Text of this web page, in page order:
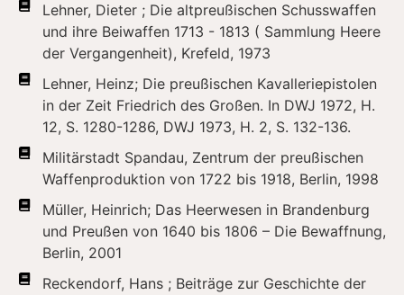
Lehner, Dieter ; Die altpreußischen Schusswaffen
und ihre Beiwaffen 1713 - 1813 ( Sammlung Heere
der Vergangenheit), Krefeld, 1973
Lehner, Heinz; Die preußischen Kavalleriepistolen
in der Zeit Friedrich des Großen. In DWJ 1972, H.
12, S. 1280-1286, DWJ 1973, H. 2, S. 132-136.
Militärstadt Spandau, Zentrum der preußischen
Waffenproduktion von 1722 bis 1918, Berlin, 1998
Müller, Heinrich; Das Heerwesen in Brandenburg
und Preußen von 1640 bis 1806 – Die Bewaffnung,
Berlin, 2001
Reckendorf, Hans ; Beiträge zur Geschichte der